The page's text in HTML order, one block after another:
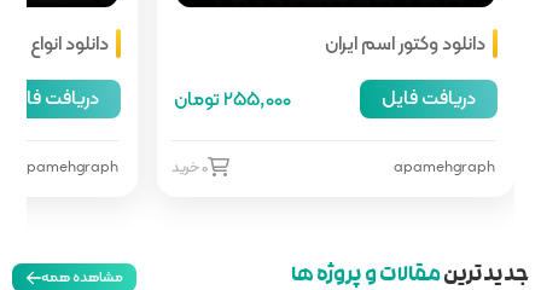
تومان
0 خرید
دانلود انواع هدر سایت
دریافت فایل
66,000 تومان
0 خرید
مشاهده همه